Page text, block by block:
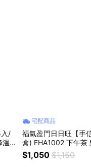
入/
溫
好
宅配商品
福氣盈門日日旺【手
盒) FHA1002 下午茶
美味分享 伴手禮 年節
$1,050 $1,150